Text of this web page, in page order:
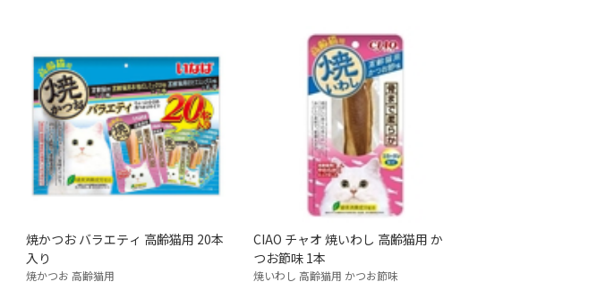
焼かつお バラエティ 高齢猫用 20本
入り
焼かつお 高齢猫用
CIAO チャオ 焼いわし 高齢猫用 か
つお節味 1本
焼いわし 高齢猫用 かつお節味